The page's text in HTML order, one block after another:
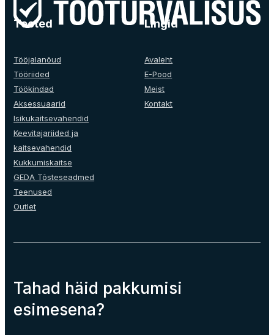
Tooted
Tööjalanõud
Tööriided
Töökindad
Aksessuaarid
Isikukaitsevahendid
Keevitajariided ja
kaitsevahendid
Kukkumiskaitse
GEDA Tõsteseadmed
Teenused
Outlet
Lingid
Avaleht
E-Pood
Meist
Kontakt
Tahad häid pakkumisi
esimesena?